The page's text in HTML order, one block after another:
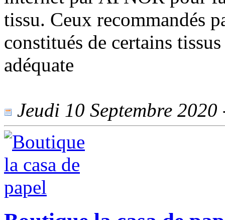
tissu. Ceux recommandés
constitués de certains
adéquate
Jeudi 10 Septembre